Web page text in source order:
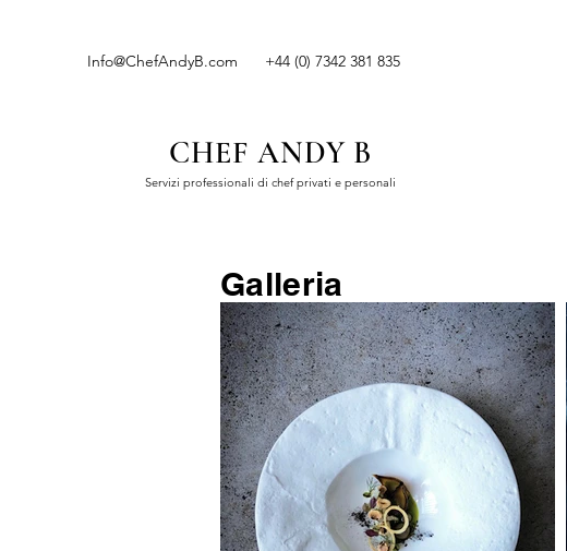
Info@ChefAndyB.com +44 (0) 7342 381 835
CHEF ANDY B
Servizi professionali di chef privati e personali
Galleria